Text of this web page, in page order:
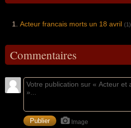
Acteur francais morts un 18 avril (1)
Commentaires
Image